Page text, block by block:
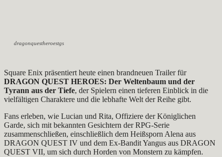
dragonquestheroestgs
Square Enix präsentiert heute einen brandneuen Trailer für
DRAGON QUEST HEROES: Der Weltenbaum und der
Tyrann aus der Tiefe, der Spielern einen tieferen Einblick in die
vielfältigen Charaktere und die lebhafte Welt der Reihe gibt.
Fans erleben, wie Lucian und Rita, Offiziere der Königlichen
Garde, sich mit bekannten Gesichtern der RPG-Serie
zusammenschließen, einschließlich dem Heißsporn Alena aus
DRAGON QUEST IV und dem Ex-Bandit Yangus aus DRAGON
QUEST VII, um sich durch Horden von Monstern zu kämpfen.